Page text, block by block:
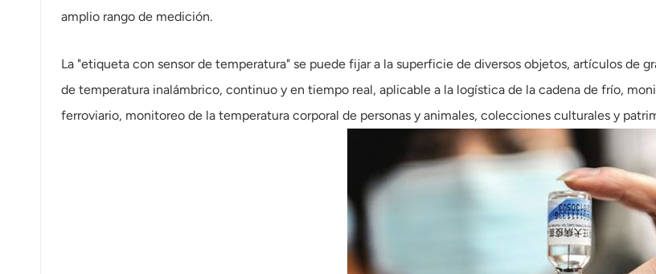
amplio rango de medición.
La "etiqueta con sensor de temperatura" se puede fijar a la superficie de diversos objetos, artículos de
de temperatura inalámbrico, continuo y en tiempo real, aplicable a la logística de la cadena de frío,
ferroviario, monitoreo de la temperatura corporal de personas y animales, colecciones culturales y